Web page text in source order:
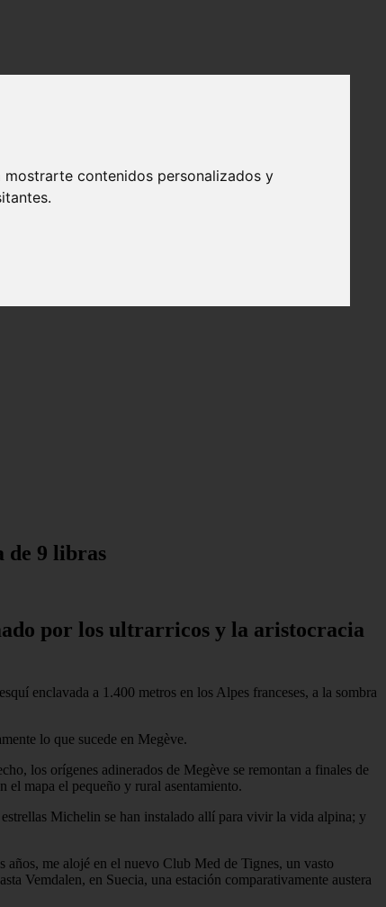
contenidos personalizados y
de 9 libras
por los ultrarricos y la aristocracia
enclavada a 1.400 metros en los Alpes franceses, a la sombra
lo que sucede en Megève.
los orígenes adinerados de Megève se remontan a finales de
el mapa el pequeño y rural asentamiento.
Michelin se han instalado allí para vivir la vida alpina; y
años, me alojé en el nuevo Club Med de Tignes, un vasto
Vemdalen, en Suecia, una estación comparativamente austera